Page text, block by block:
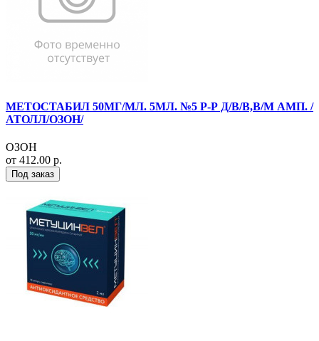
МЕТОСТАБИЛ 50МГ/МЛ. 5МЛ. №5 Р-Р Д/В/В,В/М АМП. /
АТОЛЛ/ОЗОН/
ОЗОН
от 412.00 р.
Под заказ